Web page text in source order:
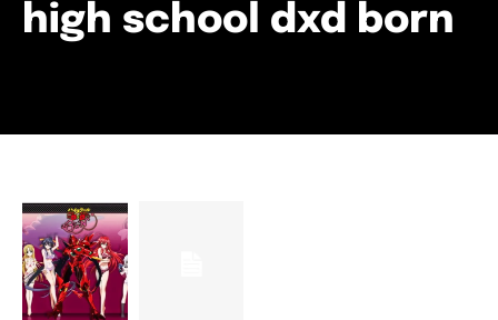
high school dxd born